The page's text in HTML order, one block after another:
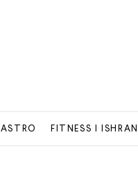
ASTRO FITNESS I